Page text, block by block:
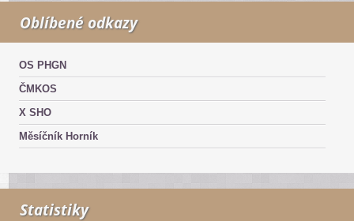
Oblíbené odkazy
OS PHGN
ČMKOS
X SHO
Měsíčník Horník
Statistiky